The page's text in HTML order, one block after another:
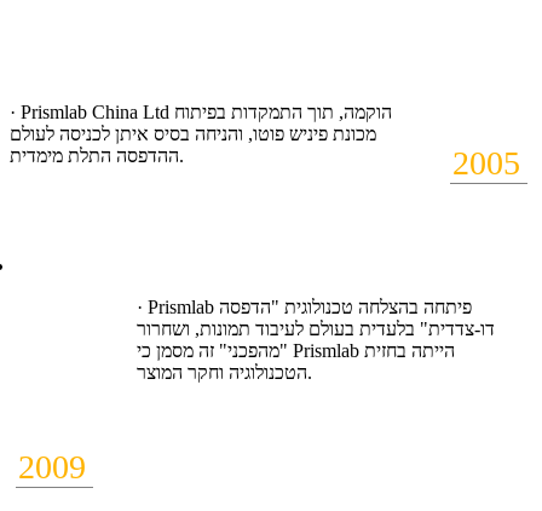
2005
· Prismlab China Ltd הוקמה, תוך התמקדות בפיתוח
מכונת פיניש פוטו, והניחה בסיס איתן לכניסה לעולם
ההדפסה התלת מימדית.
2009
· Prismlab פיתחה בהצלחה טכנולוגית "הדפסה
דו-צדדית" בלעדית בעולם לעיבוד תמונות, ושחרור
"מהפכני" זה מסמן כי Prismlab הייתה בחזית
הטכנולוגיה וחקר המוצר.